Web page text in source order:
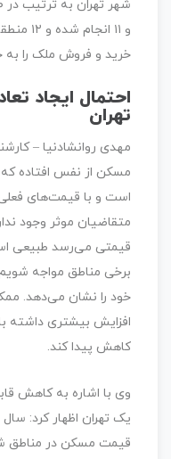
خرید و فروش ملک را به
احتمال ایجاد
تهران
مهدی روانشادنیا –
مسکن از نفس افتاده
است و با قیمت‌های
متقاضیان موثر وجود
قیمتی می‌رسد طبیعی
برخی مناطق مواجه
خود را نشان می‌دهد.
افزایش بیشتری داشته
کاهش پیدا کند.
وی با اشاره به کاهش
یک تهران اظهار کرد:
قیمت مسکن در مناطق